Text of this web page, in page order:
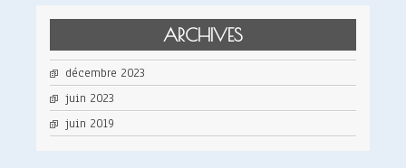
ARCHIVES
décembre 2023
juin 2023
juin 2019